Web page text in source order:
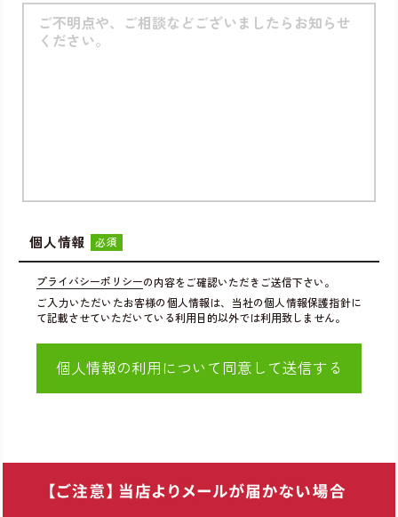
個人情報 必須
プライバシーポリシーの内容をご確認いただきご送信下さい。
ご入力いただいたお客様の個人情報は、当社の個人情報保護指針に
て記載させていただいている利用目的以外では利用致しません。